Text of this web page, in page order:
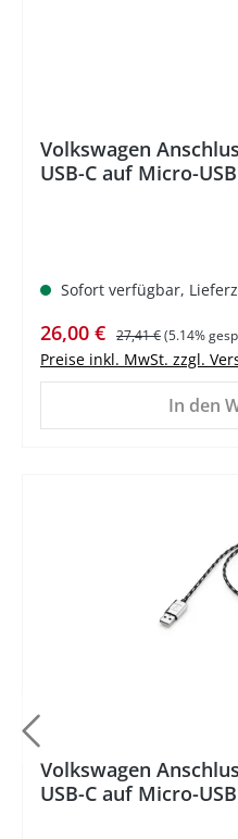
Volkswagen
USB-C auf Micro-
Sofort verfügbar,
Verkaufspreis:
26,00 € Regulärer Preis:
27,41 €(5.14%
Preise inkl. MwSt. zzgl.
In den
Volkswagen
USB-C auf Micro-